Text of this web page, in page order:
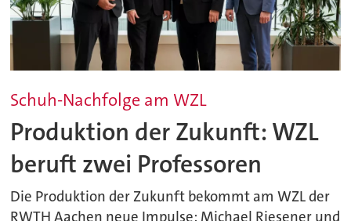
Schuh-Nachfolge am WZL
Produktion der Zukunft: WZL
beruft zwei Professoren
Die Produktion der Zukunft bekommt am WZL der